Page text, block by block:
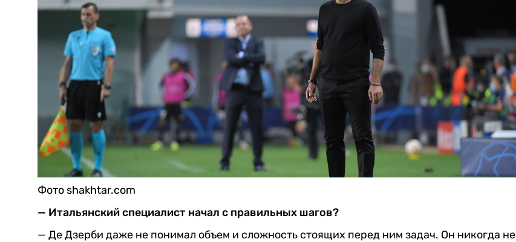
Фото shakhtar.com
— Итальянский специалист начал с правильных шагов?
— Де Дзерби даже не понимал объем и сложность стоящих перед ним задач. Он никогда не